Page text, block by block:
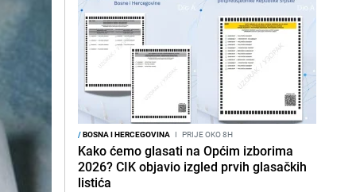
/BOSNA I HERCEGOVINA I PRIJE OKO 8H
Kako ćemo glasati na Općim izborima
2026? CIK objavio izgled prvih glasačkih
listića